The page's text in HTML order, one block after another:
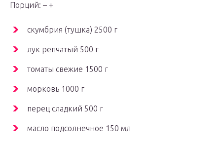
Порций: – +
скумбрия (тушка) 2500 г
лук репчатый 500 г
томаты свежие 1500 г
морковь 1000 г
перец сладкий 500 г
масло подсолнечное 150 мл